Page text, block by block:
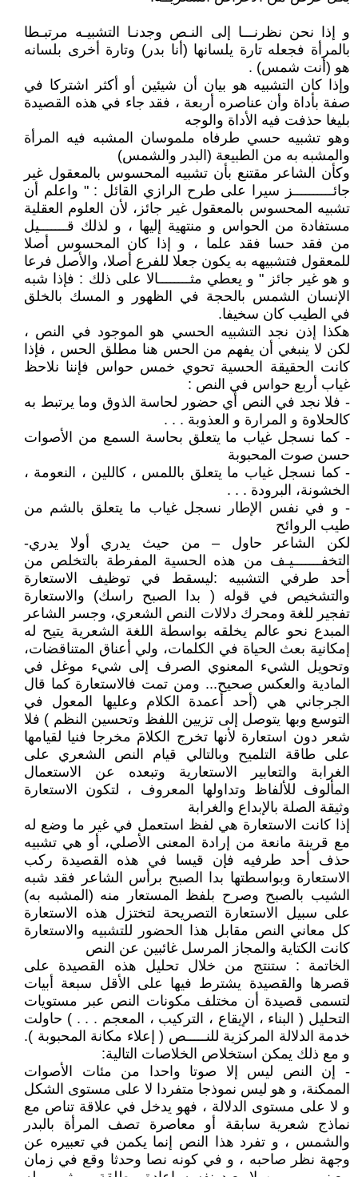
و إذا نحن نظرنـــا إلى النـص وجدنـا التشبيـه مرتبـطا
بالمرأة فجعله تارة يلسانها (أنا بدر) وتارة أخرى بلسانه
هو (أنت شمس) .
وإذا كان التشبيه هو بيان أن شيئين أو أكثر اشتركا في
صفة بأداة وأن عناصره أربعة ، فقد جاء في هذه القصيدة
بليغا حذفت فيه الأداة والوجه
وهو تشبيه حسي طرفاه ملموسان المشبه فيه المرأة
والمشبه به من الطبيعة (البدر والشمس)
وكأن الشاعر مقتنع بأن تشبيه المحسوس بالمعقول غير
جائــــــــــز سيرا على طرح الرازي القائل : " واعلم أن
تشبيه المحسوس بالمعقول غير جائز، لأن العلوم العقلية
مستفادة من الحواس و منتهية إليها ، و لذلك قـــــــيل
من فقد حسا فقد علما ، و إذا كان المحسوس أصلا
للمعقول فتشبيهه به يكون جعلا للفرع أصلا، والأصل فرعا
و هو غير جائز " و يعطي مثــــــــالا على ذلك : فإذا شبه
الإنسان الشمس بالحجة في الظهور و المسك بالخلق
في الطيب كان سخيفا.
هكذا إذن نجد التشبيه الحسي هو الموجود في النص ،
لكن لا ينبغي أن يفهم من الحس هنا مطلق الحس ، فإذا
كانت الحقيقة الحسية تحوي خمس حواس فإننا نلاحظ
غياب أربع حواس في النص :
- فلا نجد في النص أي حضور لحاسة الذوق وما يرتبط به
كالحلاوة و المرارة و العذوبة . . .
- كما نسجل غياب ما يتعلق بحاسة السمع من الأصوات
حسن صوت المحبوبة
- كما نسجل غياب ما يتعلق باللمس ، كاللين ، النعومة ،
الخشونة، البرودة . . .
- و في نفس الإطار نسجل غياب ما يتعلق بالشم من
طيب الروائح
لكن الشاعر حاول – من حيث يدري أولا يدري-
التخفـــــــيـف من هذه الحسية المفرطة بالتخلص من
أحد طرفي التشبيه :ليسقط في توظيف الاستعارة
والتشخيص في قوله ( بدا الصبح راسك) والاستعارة
تفجير للغة ومحرك دلالات النص الشعري، وجسر الشاعر
المبدع نحو عالم يخلقه بواسطة اللغة الشعرية يتيح له
إمكانية بعث الحياة في الكلمات، ولي أعناق المتناقضات،
وتحويل الشيء المعنوي الصرف إلى شيء موغل في
المادية والعكس صحيح... ومن تمت فالاستعارة كما قال
الجرجاني هي (أحد أعمدة الكلام وعليها المعول في
التوسع وبها يتوصل إلى تزيين اللفظ وتحسين النظم ) فلا
شعر دون استعارة لأنها تخرج الكلامَ مخرجا فنيا لقيامها
على طاقة التلميح وبالتالي قيام النص الشعري على
الغرابة والتعابير الاستعارية وتبعده عن الاستعمال
المألوف للألفاظ وتداولها المعروف ، لتكون الاستعارة
وثيقة الصلة بالإبداع والغرابة
إذا كانت الاستعارة هي لفظ استعمل في غير ما وضع له
مع قرينة مانعة من إرادة المعنى الأصلي، أو هي تشبيه
حذف أحد طرفيه فإن قيسا في هذه القصيدة ركب
الاستعارة وبواسطتها بدا الصبح برأس الشاعر فقد شبه
الشيب بالصبح وصرح بلفظ المستعار منه (المشبه به)
على سبيل الاستعارة التصريحة لتختزل هذه الاستعارة
كل معاني النص مقابل هذا الحضور للتشبيه والاستعارة
كانت الكتاية والمجاز المرسل غائبين عن النص
الخاتمة : ستنتج من خلال تحليل هذه القصيدة على
قصرها والقصيدة يشترط فيها على الأقل سبعة أبيات
لتسمى قصيدة أن مختلف مكونات النص عبر مستويات
التحليل ( البناء ، الإيقاع ، التركيب ، المعجم . . . ) حاولت
خدمة الدلالة المركزية للنـــــص ( إعلاء مكانة المحبوبة ).
و مع ذلك يمكن استخلاص الخلاصات التالية:
- إن النص ليس إلا صوتا واحدا من مئات الأصوات
الممكنة، و هو ليس نموذجا متفردا لا على مستوى الشكل
و لا على مستوى الدلالة ، فهو يدخل في علاقة تناص مع
نماذج شعرية سابقة أو معاصرة تصف المرأة بالبدر
والشمس ، و تفرد هذا النص إنما يكمن في تعبيره عن
وجهة نظر صاحبه ، و في كونه نصا وحدثا وقع في زمان